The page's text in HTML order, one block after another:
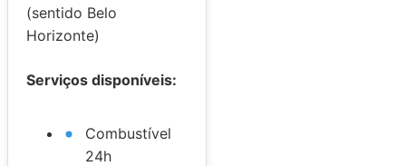
(sentido Belo
Horizonte)
Serviços disponíveis:
Combustível
24h